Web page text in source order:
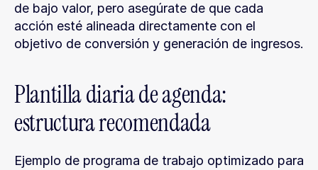
de bajo valor, pero asegúrate de que cada
acción esté alineada directamente con el
objetivo de conversión y generación de ingresos.
Plantilla diaria de agenda:
estructura recomendada
Ejemplo de programa de trabajo optimizado para